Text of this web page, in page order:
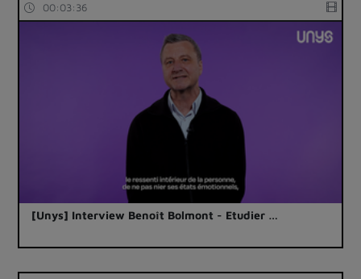
00:03:36
[Unys] Interview Benoît Bolmont - Etudier …